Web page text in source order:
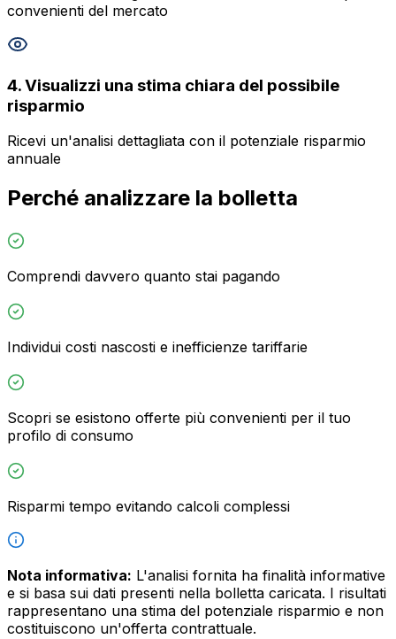
convenienti del mercato
4.Visualizzi una stima chiara del possibile
risparmio
Ricevi un'analisi dettagliata con il potenziale risparmio
annuale
Perché analizzare la bolletta
Comprendi davvero quanto stai pagando
Individui costi nascosti e inefficienze tariffarie
Scopri se esistono offerte più convenienti per il tuo
profilo di consumo
Risparmi tempo evitando calcoli complessi
Nota informativa: L'analisi fornita ha finalità informative
e si basa sui dati presenti nella bolletta caricata. I risultati
rappresentano una stima del potenziale risparmio e non
costituiscono un'offerta contrattuale.